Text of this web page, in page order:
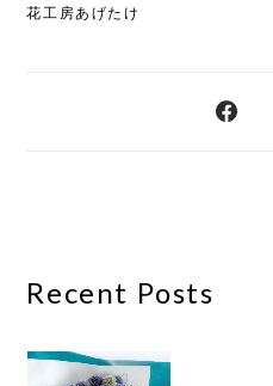
花工房あげたけ
Recent Posts